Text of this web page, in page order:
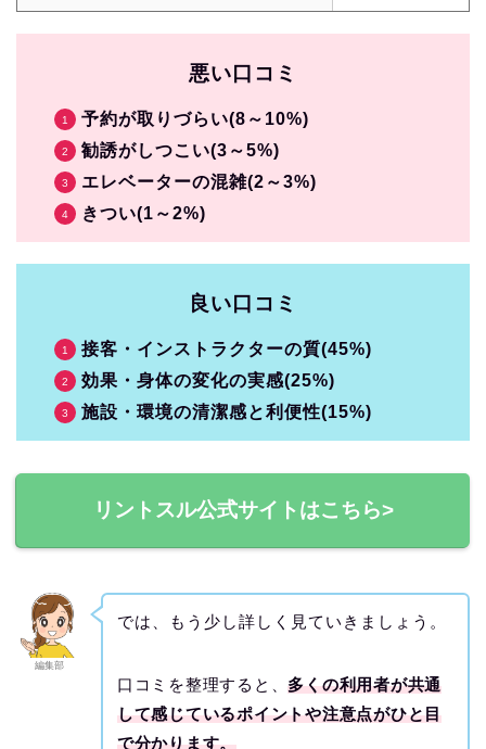
悪い口コミ
予約が取りづらい(8～10%)
勧誘がしつこい(3～5%)
エレベーターの混雑(2～3%)
きつい(1～2%)
良い口コミ
接客・インストラクターの質(45%)
効果・身体の変化の実感(25%)
施設・環境の清潔感と利便性(15%)
リントスル公式サイトはこちら>
編集部
では、もう少し詳しく見ていきましょう。
口コミを整理すると、多くの利用者が共通
して感じているポイントや注意点がひと目
で分かります。